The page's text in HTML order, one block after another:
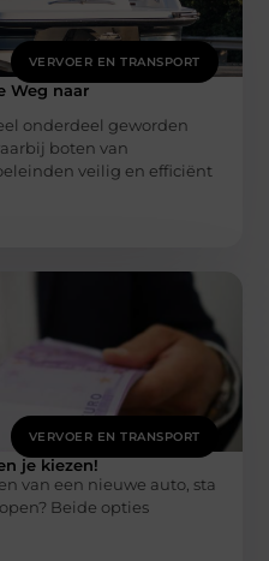
VERVOER EN TRANSPORT
Weg naar
onderdeel geworden
boten van
veilig en efficiënt
VERVOER EN TRANSPORT
je kiezen!
van een nieuwe auto, sta
Beide opties